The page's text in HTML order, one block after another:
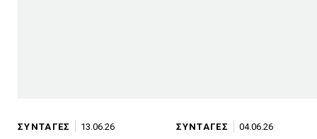
ΣΥΝΤΑΓΕΣ 13.06.26 ΣΥΝΤΑΓΕΣ 04.06.26